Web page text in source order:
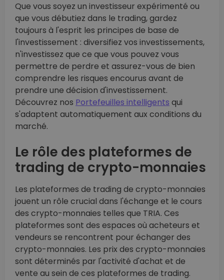
Que vous soyez un investisseur expérimenté ou
que vous débutiez dans le trading, gardez
toujours à l'esprit les principes de base de
l'investissement : diversifiez vos investissements,
n'investissez que ce que vous pouvez vous
permettre de perdre et assurez-vous de bien
comprendre les risques encourus avant de
prendre une décision d'investissement.
Découvrez nos Portefeuilles intelligents qui
s'adaptent automatiquement aux conditions du
marché.
Le rôle des plateformes de
trading de crypto-monnaies
Les plateformes de trading de crypto-monnaies
jouent un rôle crucial dans l'échange et le cours
des crypto-monnaies telles que TRIA. Ces
plateformes sont des espaces où acheteurs et
vendeurs se rencontrent pour échanger des
crypto-monnaies. Les prix des crypto-monnaies
sont déterminés par l'activité d'achat et de
vente au sein de ces plateformes de trading.